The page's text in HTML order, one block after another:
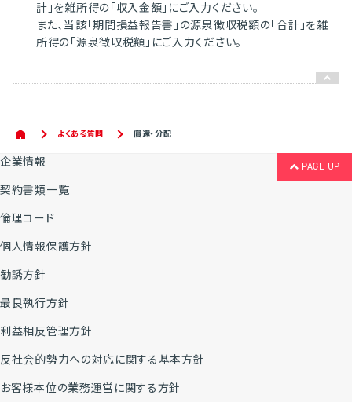
計」を雑所得の「収入金額」にご入力ください。
また、当該「期間損益報告書」の源泉徴収税額の「合計」を雑
所得の「源泉徴収税額」にご入力ください。
よくある質問 償還・分配
PAGE UP
企業情報
契約書類一覧
倫理コード
個人情報保護方針
勧誘方針
最良執行方針
利益相反管理方針
反社会的勢力への対応に関する基本方針
お客様本位の業務運営に関する方針